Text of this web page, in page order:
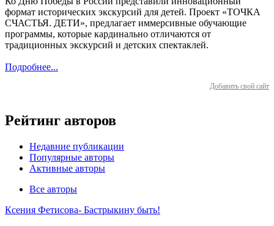
формат исторических экскурсий для детей. Проект «ТОЧКА
СЧАСТЬЯ. ДЕТИ», предлагает иммерсивные обучающие
программы, которые кардинально отличаются от
традиционных экскурсий и детских спектаклей.
Подробнее...
Добавить свой сайт
Рейтинг авторов
Недавние публикации
Популярные авторы
Активные авторы
Все авторы
Ксения Фетисова- Бастрыкину быть!